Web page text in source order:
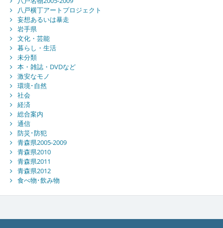
八戸横丁アートプロジェクト
妄想あるいは暴走
岩手県
文化・芸能
暮らし・生活
未分類
本・雑誌・DVDなど
激安なモノ
環境･自然
社会
経済
総合案内
通信
防災･防犯
青森県2005-2009
青森県2010
青森県2011
青森県2012
食べ物･飲み物